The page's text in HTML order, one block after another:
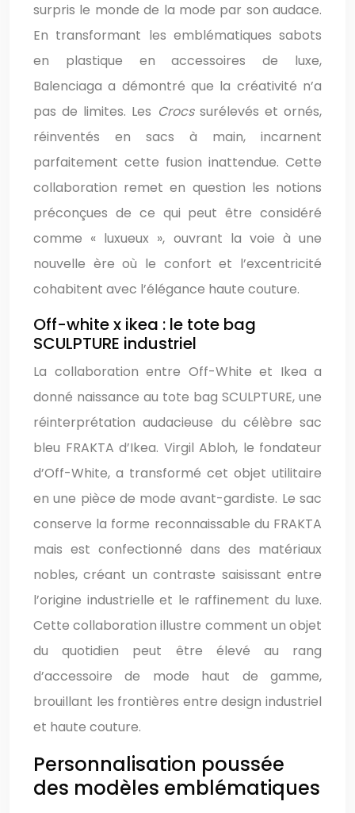
surpris le monde de la mode par son audace.
En transformant les emblématiques sabots
en plastique en accessoires de luxe,
Balenciaga a démontré que la créativité n’a
pas de limites. Les Crocs surélevés et ornés,
réinventés en sacs à main, incarnent
parfaitement cette fusion inattendue. Cette
collaboration remet en question les notions
préconçues de ce qui peut être considéré
comme « luxueux », ouvrant la voie à une
nouvelle ère où le confort et l’excentricité
cohabitent avec l’élégance haute couture.
Off-white x ikea : le tote bag
SCULPTURE industriel
La collaboration entre Off-White et Ikea a
donné naissance au tote bag SCULPTURE, une
réinterprétation audacieuse du célèbre sac
bleu FRAKTA d’Ikea. Virgil Abloh, le fondateur
d’Off-White, a transformé cet objet utilitaire
en une pièce de mode avant-gardiste. Le sac
conserve la forme reconnaissable du FRAKTA
mais est confectionné dans des matériaux
nobles, créant un contraste saisissant entre
l’origine industrielle et le raffinement du luxe.
Cette collaboration illustre comment un objet
du quotidien peut être élevé au rang
d’accessoire de mode haut de gamme,
brouillant les frontières entre design industriel
et haute couture.
Personnalisation poussée
des modèles emblématiques